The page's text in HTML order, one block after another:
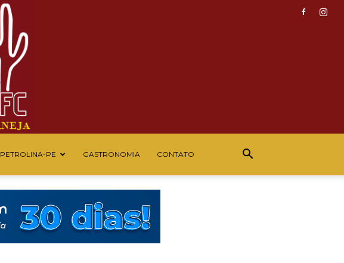
PETROLINA-PE GASTRONOMIA CONTATO